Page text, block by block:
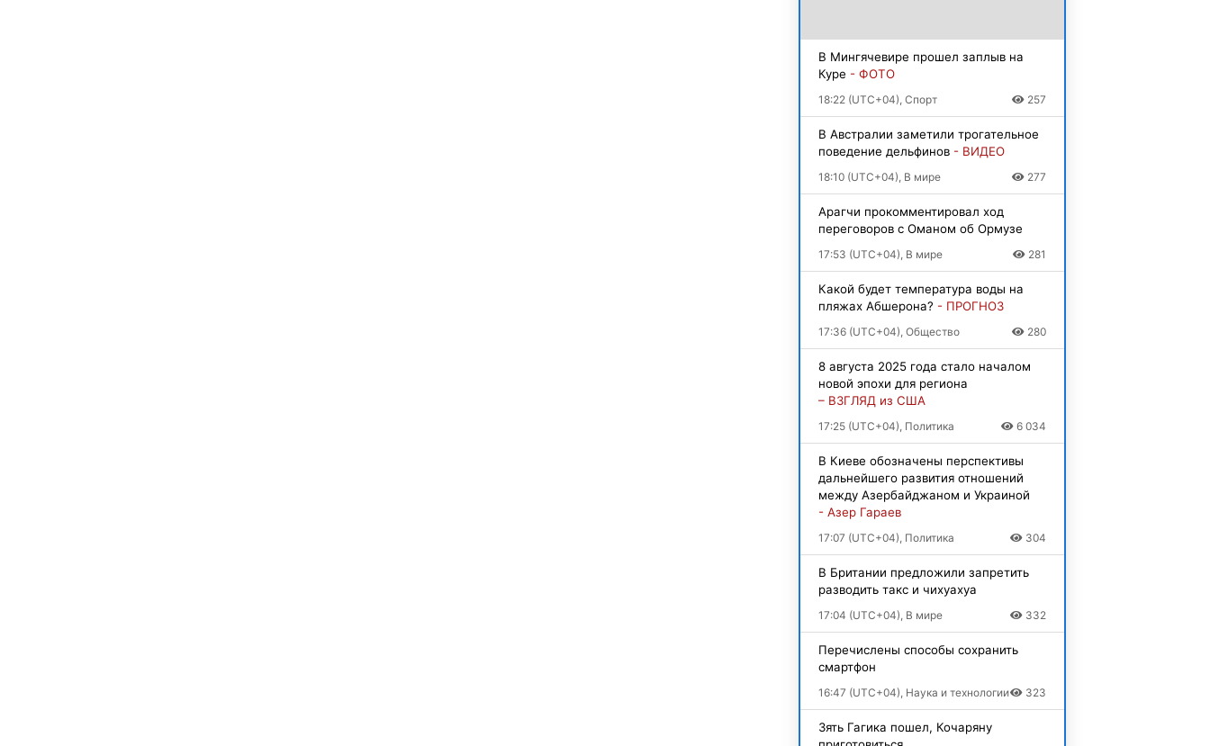
В Мингячевире прошел заплыв на
Куре - ФОТО
18:22 (UTC+04), Спорт 257
В Австралии заметили трогательное
поведение дельфинов - ВИДЕО
18:10 (UTC+04), В мире 277
Арагчи прокомментировал ход
переговоров с Оманом об Ормузе
17:53 (UTC+04), В мире 281
Какой будет температура воды на
пляжах Абшерона? - ПРОГНОЗ
17:36 (UTC+04), Общество 280
8 августа 2025 года стало началом
новой эпохи для региона
– ВЗГЛЯД из США
17:25 (UTC+04), Политика 6 034
В Киеве обозначены перспективы
дальнейшего развития отношений
между Азербайджаном и Украиной
- Азер Гараев
17:07 (UTC+04), Политика 304
В Британии предложили запретить
разводить такс и чихуахуа
17:04 (UTC+04), В мире 332
Перечислены способы сохранить
смартфон
16:47 (UTC+04), Наука и технологии 323
Зять Гагика пошел, Кочаряну